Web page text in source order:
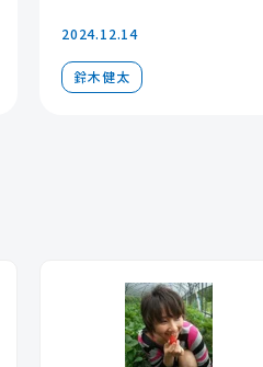
鈴木健太
2024.12.14